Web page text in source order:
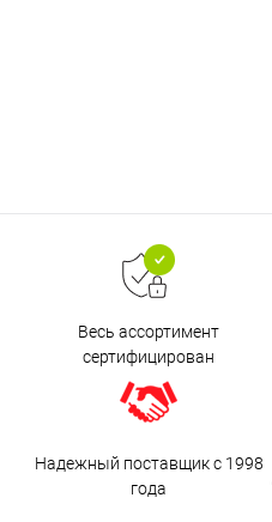
Весь ассортимент
сертифицирован
Надежный поставщик с 1998
года